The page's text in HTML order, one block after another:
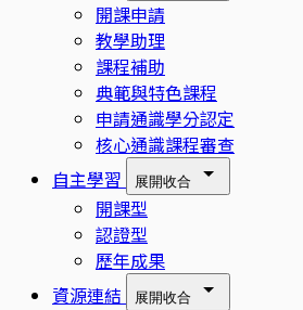
開課申請
教學助理
課程補助
典範與特色課程
申請通識學分認定
核心通識課程審查
自主學習
展開收合
開課型
認證型
歷年成果
資源連結
展開收合